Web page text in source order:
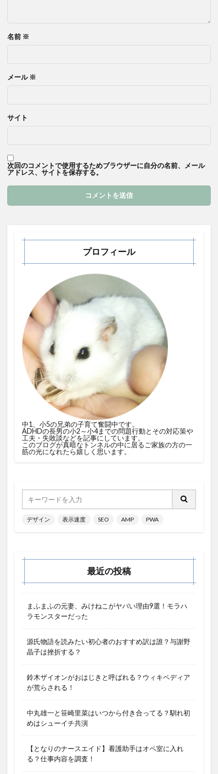
名前 ※
メール ※
サイト
次回のコメントで使用するためブラウザーに自分の名前、メール
アドレス、サイトを保存する。
プロフィール
中1、小5の兄弟の子育て奮闘中です。
ADHDの長男の小2～小4までの問題行動とその対応策や
工夫・失敗談などを記事にしています。
このブログが真暗なトンネルの中に居るご家族の方の一
筋の光になれたら嬉しく思います。
デザイン 表示速度 SEO AMP PWA
最近の投稿
まふまふの元妻、みけねこがヤバい理由9選！モラハ
ラモンスターだった
源氏物語を読みたい初心者のおすすめ訳は誰？与謝野
晶子は挫折する？
鈴木ザイオンがおはじきと呼ばれる？ウィキペディア
が荒らされる！
中丸雄一と笹崎里菜はいつから付き合ってる？馴れ初
めはシューイチ共演
【となりのナースエイド】看護助手はオペ室に入れ
る？仕事内容を調査！